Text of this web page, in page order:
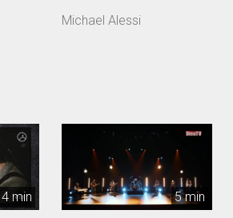
Michael Alessi
4 min 5 min